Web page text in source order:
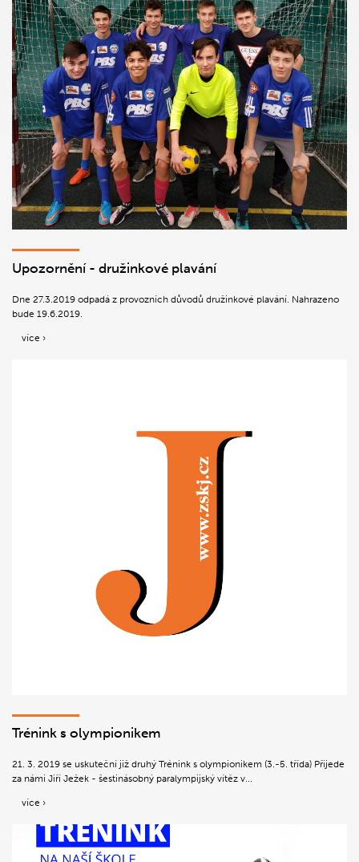
Upozornění - družinkové plavání
Dne 27.3.2019 odpadá z provozních důvodů družinkové plavání. Nahrazeno
bude 19.6.2019.
více ›
Trénink s olympionikem
21. 3. 2019 se uskuteční již druhý Trénink s olympionikem (3.-5. třída) Přijede
za námi Jiří Ježek - šestinásobný paralympijský vítěz v...
více ›